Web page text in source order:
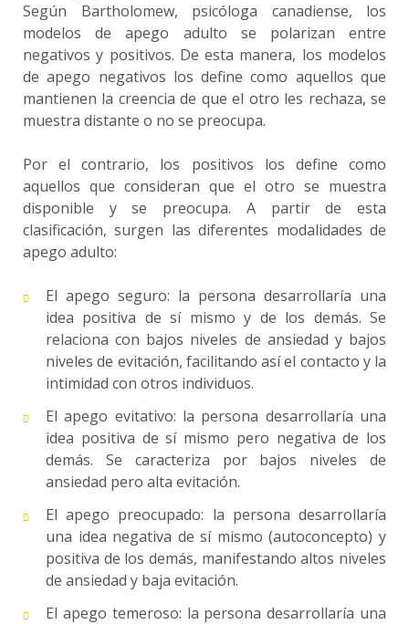
Según Bartholomew, psicóloga canadiense, los
modelos de apego adulto se polarizan entre
negativos y positivos. De esta manera, los modelos
de apego negativos los define como aquellos que
mantienen la creencia de que el otro les rechaza, se
muestra distante o no se preocupa.
Por el contrario, los positivos los define como
aquellos que consideran que el otro se muestra
disponible y se preocupa. A partir de esta
clasificación, surgen las diferentes modalidades de
apego adulto:
El apego seguro: la persona desarrollaría una
idea positiva de sí mismo y de los demás. Se
relaciona con bajos niveles de ansiedad y bajos
niveles de evitación, facilitando así el contacto y la
intimidad con otros individuos.
El apego evitativo: la persona desarrollaría una
idea positiva de sí mismo pero negativa de los
demás. Se caracteriza por bajos niveles de
ansiedad pero alta evitación.
El apego preocupado: la persona desarrollaría
una idea negativa de sí mismo (autoconcepto) y
positiva de los demás, manifestando altos niveles
de ansiedad y baja evitación.
El apego temeroso: la persona desarrollaría una